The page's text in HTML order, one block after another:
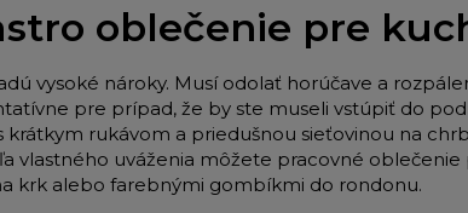
oblečenie pre
vysoké nároky. Musí odolať horúčave a
pre prípad, že by ste museli vstúpiť do
krátkym rukávom a priedušnou sieťovinou na
vlastného uváženia môžete pracovné
krk alebo farebnými gombíkmi do rondonu.